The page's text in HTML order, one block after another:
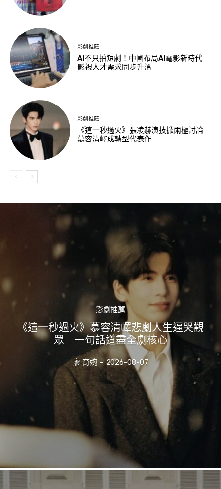
影劇推薦
AI不只拍短劇！中國布局AI電影新時代
影視人才需求同步升溫
影劇推薦
《這一秒過火》張凌赫演技掀兩極討論
慕容清嶧成轉型代表作
影劇推薦
《這一秒過火》慕容清嶧悲劇人生逼哭觀
眾 一句話道盡全劇核心
廖 育婉 - 2026-08-07